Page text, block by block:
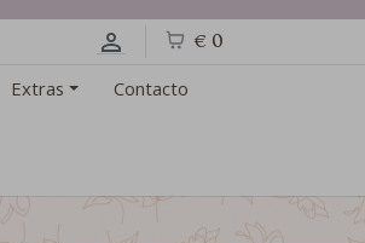
€ 0
Extras Contacto